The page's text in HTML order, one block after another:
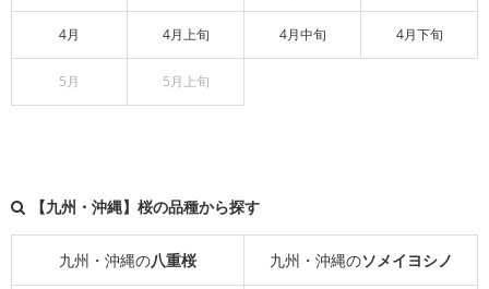
4月 4月上旬 4月中旬 4月下旬
5月 5月上旬
【九州・沖縄】桜の品種から探す
九州・沖縄の八重桜 九州・沖縄のソメイヨシノ